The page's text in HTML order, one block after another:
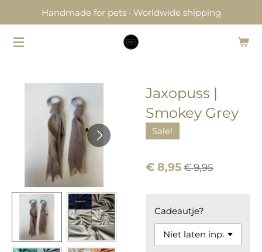
naar
Handmade for pets • Worldwide shipping
Jaxopuss |
Smokey Grey
Sale!
€ 8,95 € 9,95
Cadeautje?